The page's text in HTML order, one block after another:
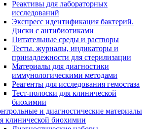
Реактивы для лабораторных
исследований
Экспресс идентификация бактерий.
Диски с антибиотиками
Питательные среды и растворы
Тесты, журналы, индикаторы и
принадлежности для стерилизации
Материалы для диагностики
иммунологическими методами
Реагенты для исследования гемостаза
Тест-полоски для клинической
биохимии
и диагностические материалы
клинической биохимии